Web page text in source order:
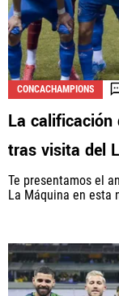
CONCACHAMPIONS
La calificación
tras visita del
Te presentamos el
La Máquina en esta